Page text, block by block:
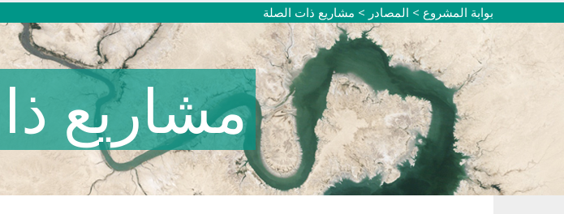
بوابة المشروع > المصادر > مشاريع ذات الصلة
مشاريع